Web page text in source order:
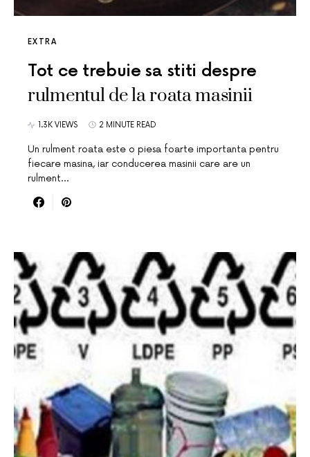
EXTRA
Tot ce trebuie sa stiti despre
rulmentul de la roata masinii
1.3K VIEWS 2 MINUTE READ
Un rulment roata este o piesa foarte importanta pentru
fiecare masina, iar conducerea masinii care are un
rulment…